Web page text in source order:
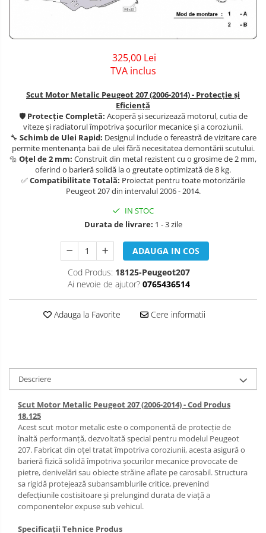
Carlige Dacia
Carlige Daewoo
Carlige DS
Carlige Ebro
Carlige Fiat
Carlige Infiniti
Carlige Iveco
Carlige Jaecoo E5
Carlige Jeep
Carlige Kia
Carlige Kia EV4
Carlige Kia EV5
Carlige Kia PV5
Carlige Lada
Carlige Lancia
Carlige Land Rover
Covorase auto Jeep
Covorase auto Land Rover
Covorase auto Mitsubishi
Covorase auto Nissan
Covorase auto Opel
Covorase auto Peugeot
Covorase auto Porsche
Covorase auto Renault
Covorase auto Skoda
Covorase auto Subaru
Covorase auto Suzuki
Covorase auto Volvo
Scut motor DFSK
Scut motor Dodge
Scut motor Honda
Scut motor Hyundai
Scut motor Isuzu
Scut motor Iveco
Scut motor Lada
Scut motor Lancia
Scut motor Land-Rover
Scut motor MAN
Scut motor Maxus
Scut motor Mazda
Scut motor Mercedes
Scut motor MG
Scut motor Mini
Scut motor Mitsubishi
325,00 Lei
TVA inclus
Scut Motor Metalic Peugeot 207 (2006-2014) - Protecție și
Eficiență
🛡️ Protecție Completă: Acoperă și securizează motorul, cutia de
viteze și radiatorul împotriva șocurilor mecanice și a coroziunii.
🔧 Schimb de Ulei Rapid: Designul include o fereastră de vizitare care
permite mentenanța baii de ulei fără necesitatea demontării scutului.
🔩 Oțel de 2 mm: Construit din metal rezistent cu o grosime de 2 mm,
oferind o barieră solidă la o greutate optimizată de 8 kg.
✅Compatibilitate Totală: Proiectat pentru toate motorizările
Peugeot 207 din intervalul 2006 - 2014.
IN STOC
Durata de livrare: 1 - 3 zile
ADAUGA IN COS
Cod Produs: 18125-Peugeot207
Ai nevoie de ajutor? 0765436514
Adauga la Favorite Cere informatii
Descriere
Scut Motor Metalic Peugeot 207 (2006-2014) - Cod Produs
18.125
Acest scut motor metalic este o componentă de protecție de
înaltă performanță, dezvoltată special pentru modelul Peugeot
207. Fabricat din oțel tratat împotriva coroziunii, acesta asigură o
barieră fizică solidă împotriva șocurilor mecanice provocate de
pietre, denivelări sau obiecte străine aflate pe carosabil. Structura
sa rigidă protejează subansamblurile critice, prevenind
defecțiunile costisitoare și prelungind durata de viață a
componentelor expuse sub vehicul.
Specificații Tehnice Produs